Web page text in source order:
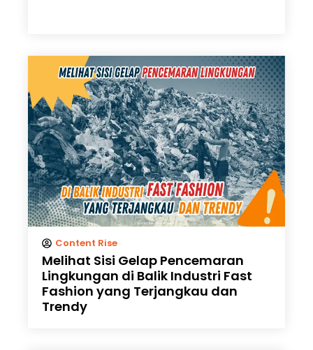
Content Rise
Melihat Sisi Gelap Pencemaran
Lingkungan di Balik Industri Fast
Fashion yang Terjangkau dan
Trendy